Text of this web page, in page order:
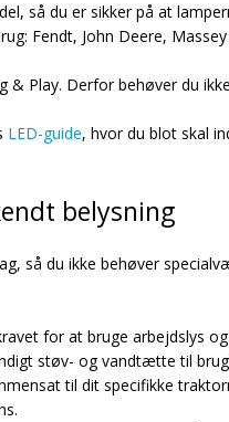
så du er sikker på at
Fendt, John Deere,
& Play. Derfor behøver du
LED-guide, hvor du blot skal
belysning
så du ikke behøver
for at bruge arbejdslys
støv- og vandtætte til
til dit specifikke